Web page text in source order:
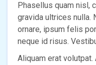
Phasellus quam nisl,
gravida ultrices nulla.
ornare, ipsum felis
neque id risus.
Aliquam erat